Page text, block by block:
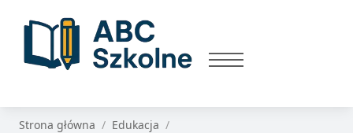
Strona główna
Edukacja